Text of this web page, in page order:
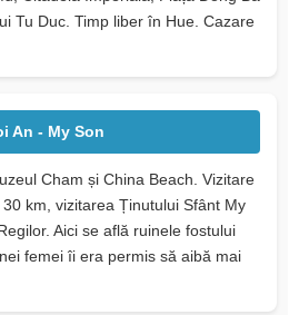
Tu Duc. Timp liber în Hue. Cazare
An - My Son
Cham și China Beach. Vizitare
km, vizitarea Ținutului Sfânt My
Aici se află ruinele fostului
femei îi era permis să aibă mai